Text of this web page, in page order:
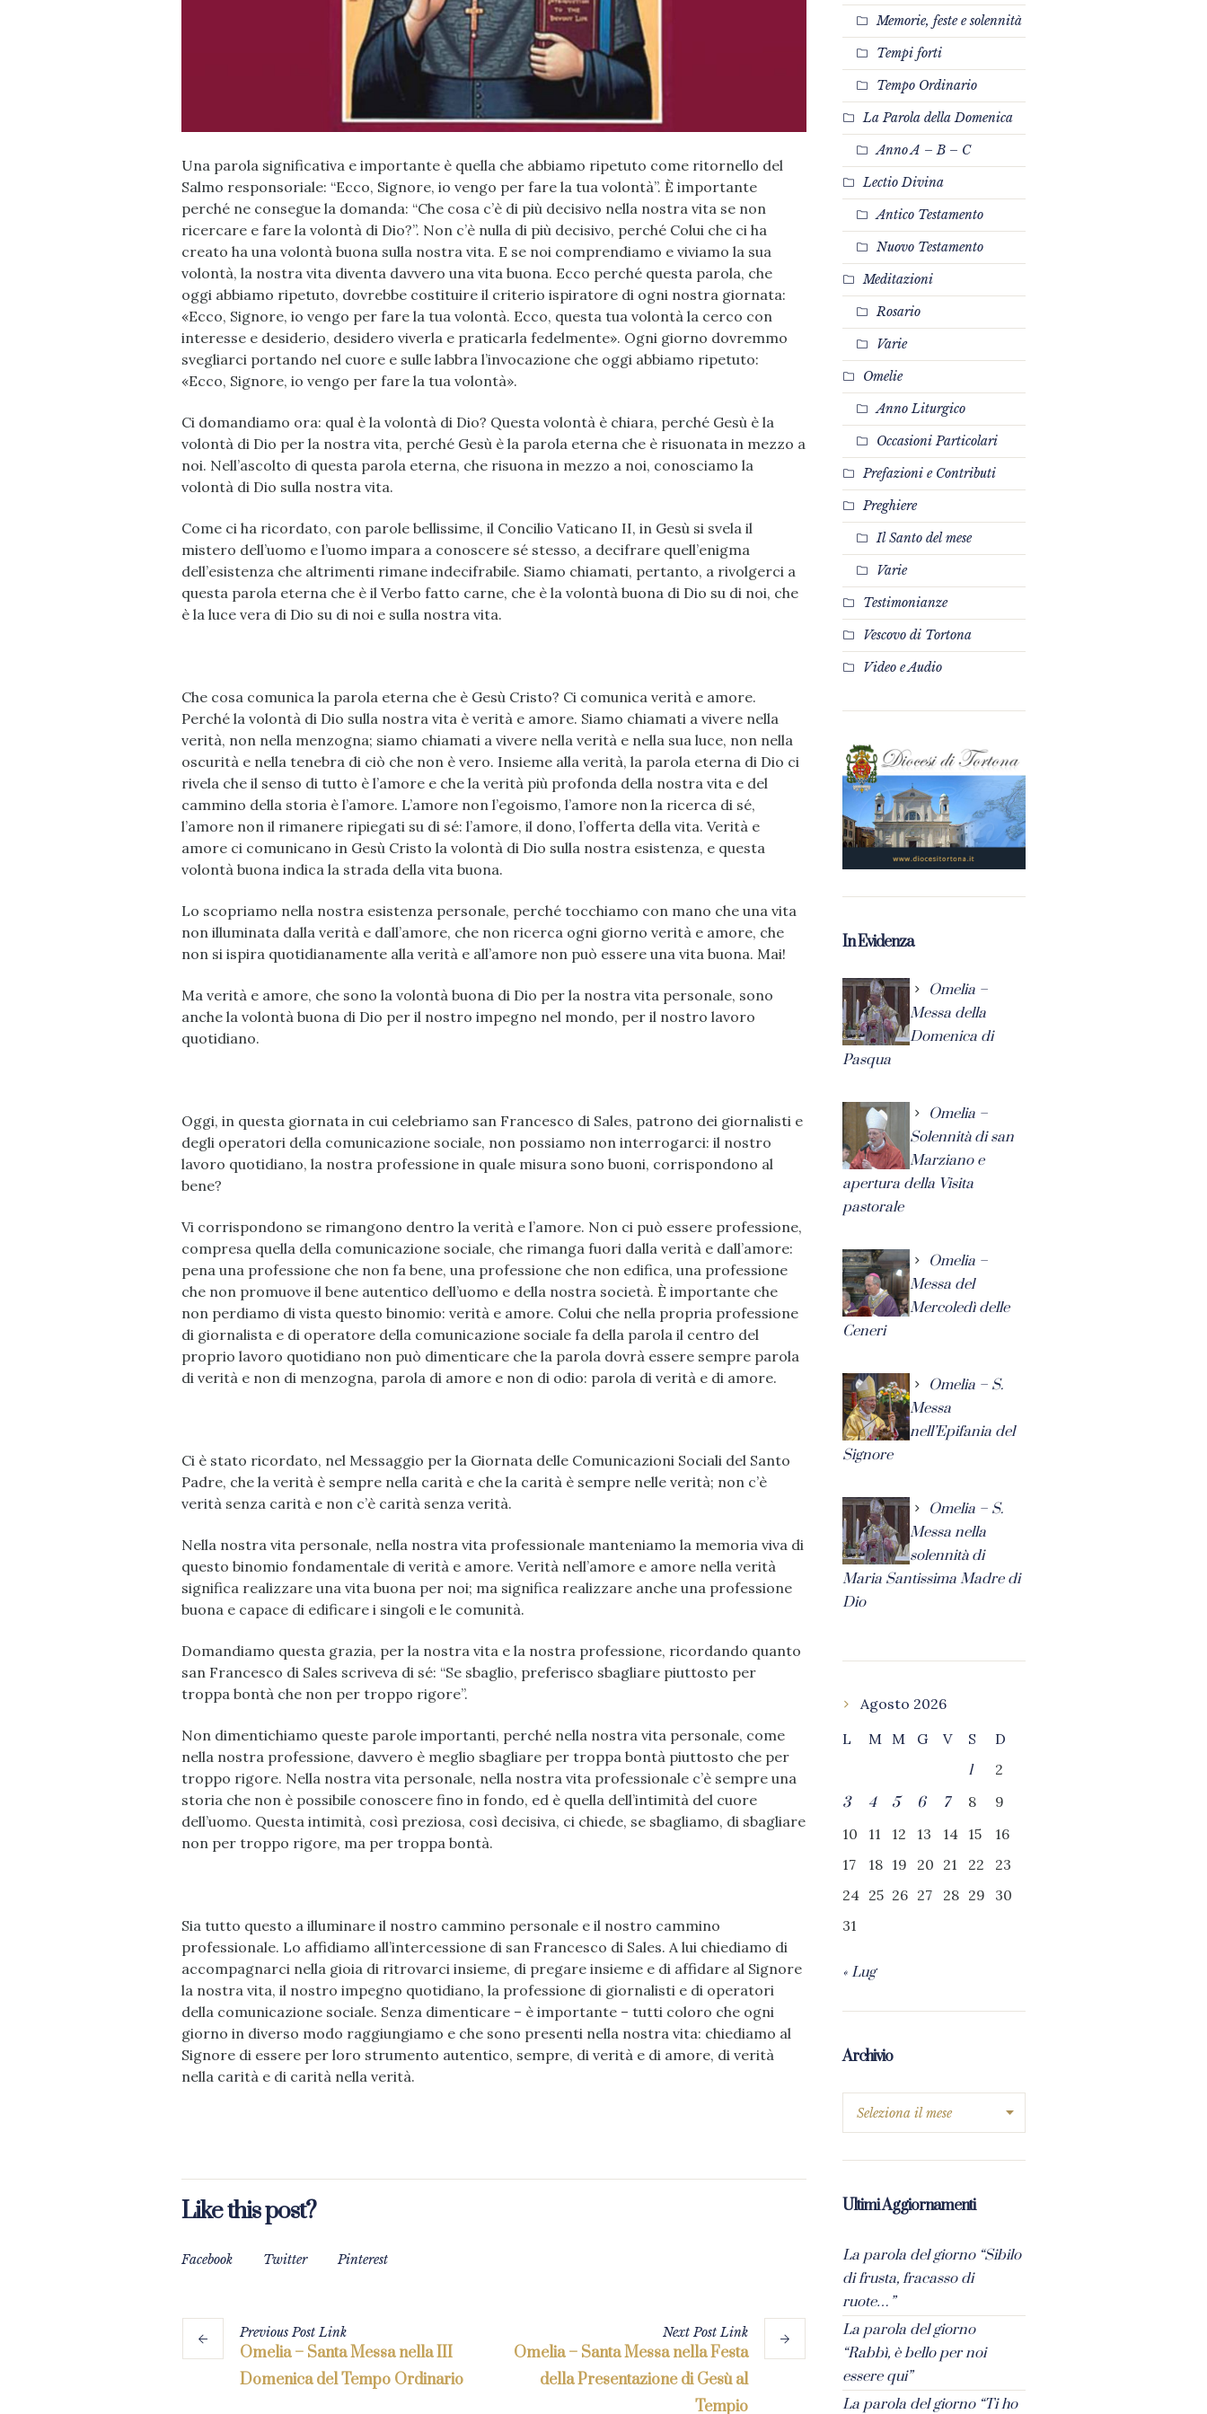
Una parola significativa e importante è quella che abbiamo ripetuto come ritornello del
Salmo responsoriale: “Ecco, Signore, io vengo per fare la tua volontà”. È importante
perché ne consegue la domanda: “Che cosa c’è di più decisivo nella nostra vita se non
ricercare e fare la volontà di Dio?”. Non c’è nulla di più decisivo, perché Colui che ci ha
creato ha una volontà buona sulla nostra vita. E se noi comprendiamo e viviamo la sua
volontà, la nostra vita diventa davvero una vita buona. Ecco perché questa parola, che
oggi abbiamo ripetuto, dovrebbe costituire il criterio ispiratore di ogni nostra giornata:
«Ecco, Signore, io vengo per fare la tua volontà. Ecco, questa tua volontà la cerco con
interesse e desiderio, desidero viverla e praticarla fedelmente». Ogni giorno dovremmo
svegliarci portando nel cuore e sulle labbra l’invocazione che oggi abbiamo ripetuto:
«Ecco, Signore, io vengo per fare la tua volontà».
Ci domandiamo ora: qual è la volontà di Dio? Questa volontà è chiara, perché Gesù è la
volontà di Dio per la nostra vita, perché Gesù è la parola eterna che è risuonata in mezzo a
noi. Nell’ascolto di questa parola eterna, che risuona in mezzo a noi, conosciamo la
volontà di Dio sulla nostra vita.
Come ci ha ricordato, con parole bellissime, il Concilio Vaticano II, in Gesù si svela il
mistero dell’uomo e l’uomo impara a conoscere sé stesso, a decifrare quell’enigma
dell’esistenza che altrimenti rimane indecifrabile. Siamo chiamati, pertanto, a rivolgerci a
questa parola eterna che è il Verbo fatto carne, che è la volontà buona di Dio su di noi, che
è la luce vera di Dio su di noi e sulla nostra vita.
Che cosa comunica la parola eterna che è Gesù Cristo? Ci comunica verità e amore.
Perché la volontà di Dio sulla nostra vita è verità e amore. Siamo chiamati a vivere nella
verità, non nella menzogna; siamo chiamati a vivere nella verità e nella sua luce, non nella
oscurità e nella tenebra di ciò che non è vero. Insieme alla verità, la parola eterna di Dio ci
rivela che il senso di tutto è l’amore e che la verità più profonda della nostra vita e del
cammino della storia è l’amore. L’amore non l’egoismo, l’amore non la ricerca di sé,
l’amore non il rimanere ripiegati su di sé: l’amore, il dono, l’offerta della vita. Verità e
amore ci comunicano in Gesù Cristo la volontà di Dio sulla nostra esistenza, e questa
volontà buona indica la strada della vita buona.
Lo scopriamo nella nostra esistenza personale, perché tocchiamo con mano che una vita
non illuminata dalla verità e dall’amore, che non ricerca ogni giorno verità e amore, che
non si ispira quotidianamente alla verità e all’amore non può essere una vita buona. Mai!
Ma verità e amore, che sono la volontà buona di Dio per la nostra vita personale, sono
anche la volontà buona di Dio per il nostro impegno nel mondo, per il nostro lavoro
quotidiano.
Oggi, in questa giornata in cui celebriamo san Francesco di Sales, patrono dei giornalisti e
degli operatori della comunicazione sociale, non possiamo non interrogarci: il nostro
lavoro quotidiano, la nostra professione in quale misura sono buoni, corrispondono al
bene?
Vi corrispondono se rimangono dentro la verità e l’amore. Non ci può essere professione,
compresa quella della comunicazione sociale, che rimanga fuori dalla verità e dall’amore:
pena una professione che non fa bene, una professione che non edifica, una professione
che non promuove il bene autentico dell’uomo e della nostra società. È importante che
non perdiamo di vista questo binomio: verità e amore. Colui che nella propria professione
di giornalista e di operatore della comunicazione sociale fa della parola il centro del
proprio lavoro quotidiano non può dimenticare che la parola dovrà essere sempre parola
di verità e non di menzogna, parola di amore e non di odio: parola di verità e di amore.
Ci è stato ricordato, nel Messaggio per la Giornata delle Comunicazioni Sociali del Santo
Padre, che la verità è sempre nella carità e che la carità è sempre nelle verità; non c’è
verità senza carità e non c’è carità senza verità.
Nella nostra vita personale, nella nostra vita professionale manteniamo la memoria viva di
questo binomio fondamentale di verità e amore. Verità nell’amore e amore nella verità
significa realizzare una vita buona per noi; ma significa realizzare anche una professione
buona e capace di edificare i singoli e le comunità.
Domandiamo questa grazia, per la nostra vita e la nostra professione, ricordando quanto
san Francesco di Sales scriveva di sé: “Se sbaglio, preferisco sbagliare piuttosto per
troppa bontà che non per troppo rigore”.
Non dimentichiamo queste parole importanti, perché nella nostra vita personale, come
nella nostra professione, davvero è meglio sbagliare per troppa bontà piuttosto che per
troppo rigore. Nella nostra vita personale, nella nostra vita professionale c’è sempre una
storia che non è possibile conoscere fino in fondo, ed è quella dell’intimità del cuore
dell’uomo. Questa intimità, così preziosa, così decisiva, ci chiede, se sbagliamo, di sbagliare
non per troppo rigore, ma per troppa bontà.
Sia tutto questo a illuminare il nostro cammino personale e il nostro cammino
professionale. Lo affidiamo all’intercessione di san Francesco di Sales. A lui chiediamo di
accompagnarci nella gioia di ritrovarci insieme, di pregare insieme e di affidare al Signore
la nostra vita, il nostro impegno quotidiano, la professione di giornalisti e di operatori
della comunicazione sociale. Senza dimenticare – è importante – tutti coloro che ogni
giorno in diverso modo raggiungiamo e che sono presenti nella nostra vita: chiediamo al
Signore di essere per loro strumento autentico, sempre, di verità e di amore, di verità
nella carità e di carità nella verità.
Like this post?
Facebook Twitter Pinterest
PreviousPostLink
Omelia – Santa Messa nella III
Domenica del Tempo Ordinario
NextPostLink
Omelia – Santa Messa nella Festa
della Presentazione di Gesù al
Tempio
Memorie, feste e solennità
Tempi forti
Tempo Ordinario
La Parola della Domenica
Anno A – B – C
Lectio Divina
Antico Testamento
Nuovo Testamento
Meditazioni
Rosario
Varie
Omelie
Anno Liturgico
Occasioni Particolari
Prefazioni e Contributi
Preghiere
Il Santo del mese
Varie
Testimonianze
Vescovo di Tortona
Video e Audio
In Evidenza
Omelia –
Messa della
Domenica di
Pasqua
Omelia –
Solennità di san
Marziano e
apertura della Visita
pastorale
Omelia –
Messa del
Mercoledì delle
Ceneri
Omelia – S.
Messa
nell’Epifania del
Signore
Omelia – S.
Messa nella
solennità di
Maria Santissima Madre di
Dio
Agosto 2026
L
M M G V S
D
1
2
3
4 5 6 7 8
9
10
11 12 13 14 15
16
17
18 19 20 21 22
23
24 25 26 27 28 29
30
31
« Lug
Archivio
Ultimi Aggiornamenti
La parola del giorno “Sibilo
di frusta, fracasso di
ruote…”
La parola del giorno
“Rabbì, è bello per noi
essere qui”
La parola del giorno “Ti ho